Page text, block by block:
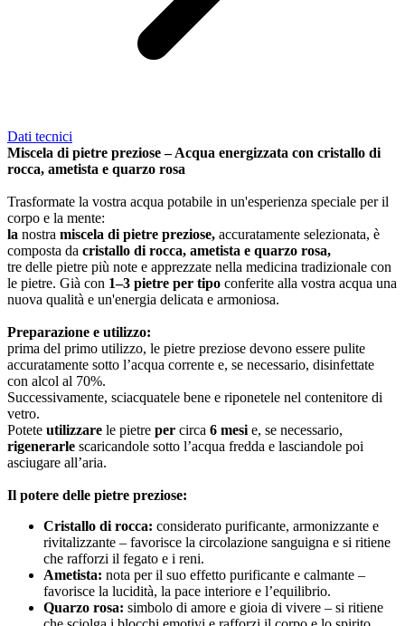
Dati tecnici
Miscela di pietre preziose – Acqua energizzata con cristallo di
rocca, ametista e quarzo rosa
Trasformate la vostra acqua potabile in un'esperienza speciale per il
corpo e la mente:
la nostra miscela di pietre preziose, accuratamente selezionata, è
composta da cristallo di rocca, ametista e quarzo rosa,
tre delle pietre più note e apprezzate nella medicina tradizionale con
le pietre. Già con 1–3 pietre per tipo conferite alla vostra acqua una
nuova qualità e un'energia delicata e armoniosa.
Preparazione e utilizzo:
prima del primo utilizzo, le pietre preziose devono essere pulite
accuratamente sotto l’acqua corrente e, se necessario, disinfettate
con alcol al 70%.
Successivamente, sciacquatele bene e riponetele nel contenitore di
vetro.
Potete utilizzare le pietre per circa 6 mesi e, se necessario,
rigenerarle scaricandole sotto l’acqua fredda e lasciandole poi
asciugare all’aria.
Il potere delle pietre preziose:
Cristallo di rocca: considerato purificante, armonizzante e
rivitalizzante – favorisce la circolazione sanguigna e si ritiene
che rafforzi il fegato e i reni.
Ametista: nota per il suo effetto purificante e calmante –
favorisce la lucidità, la pace interiore e l’equilibrio.
Quarzo rosa: simbolo di amore e gioia di vivere – si ritiene